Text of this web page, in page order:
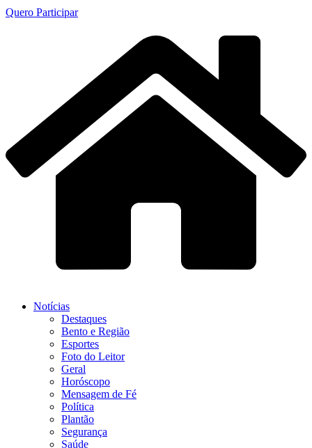
Quero Participar
Notícias
Destaques
Bento e Região
Esportes
Foto do Leitor
Geral
Horóscopo
Mensagem de Fé
Política
Plantão
Segurança
Saúde